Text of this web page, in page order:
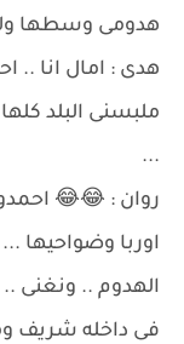
هدومى وسطها
هدى : امال انا ..
ملبسنى البلد
...
روان : 😂😂
اوربا وضواحيها
الهدوم .. ونغنى ..
فى داخله شريف